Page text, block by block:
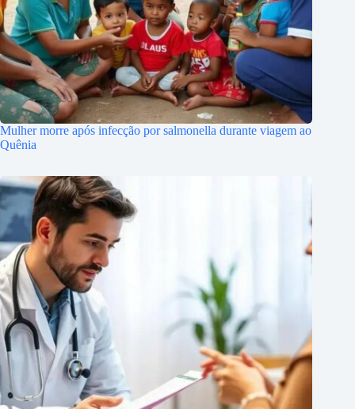
Mulher morre após infecção por salmonella durante viagem ao
Quênia